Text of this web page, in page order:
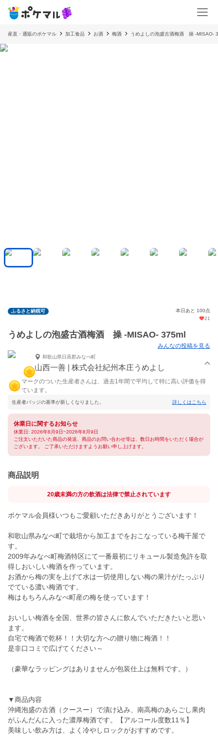
産直・通販のポケマル 加工食品 お酒 梅酒 うめよしの泡盛古酒梅酒 操 -
ふるさと納税可
本日あと 100点
21
うめよしの泡盛古酒梅酒 操 -MISAO- 375ml
みんなの投稿を見る
和歌山県日高郡みなべ町
山西一善 | 株式会社紀州本庄うめよし
マークのついた生産者さんは、過去1年間で平均して特に高い評価を得
ています。
生産者バッジの基準が新しくなりました。 詳しくはこちら
休業日に関するお知らせ
休業日: 2026年8月9日~2026年8月9日
ご注文いただいた商品の発送、商品のお問い合わせ等は、数日お時間をいただく場合が
ございます。 ご了承いただけますようお願い申し上げます。
商品説明
20歳未満の方の飲酒は法律で禁止されています
ポケマル会員様いつもご愛顧いただきありがとうございます！
和歌山県みなべ町で栽培から加工までをおこなっている梅干屋で
す。
2009年みなべ町梅酒特区にて一番最初にリキュール製造免許を取
得しおいしい梅酒を作っています。
お酒から梅の実を上げて水は一切使用しない梅の果汁がたっぷり
でている濃い梅酒です。
梅はもちろんみなべ町産の梅を使っています！
おいしい梅酒を全国、世界の皆さんに飲んでいただきたいと思い
ます。
自宅で梅酒で乾杯！！大切な方への贈り物に梅酒！！
是非口コミで広げてください～
（豪華なラッピングはありませんが包装仕上は無料です。）
▼商品内容
沖縄泡盛の古酒（クースー）で漬け込み、南高梅のあらごし果肉
がふんだんに入った濃厚梅酒です。【アルコール度数11％】
美味しい飲み方は、よく冷やしロックがおすすめです。